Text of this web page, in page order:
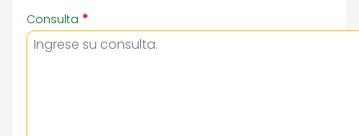
Consulta *